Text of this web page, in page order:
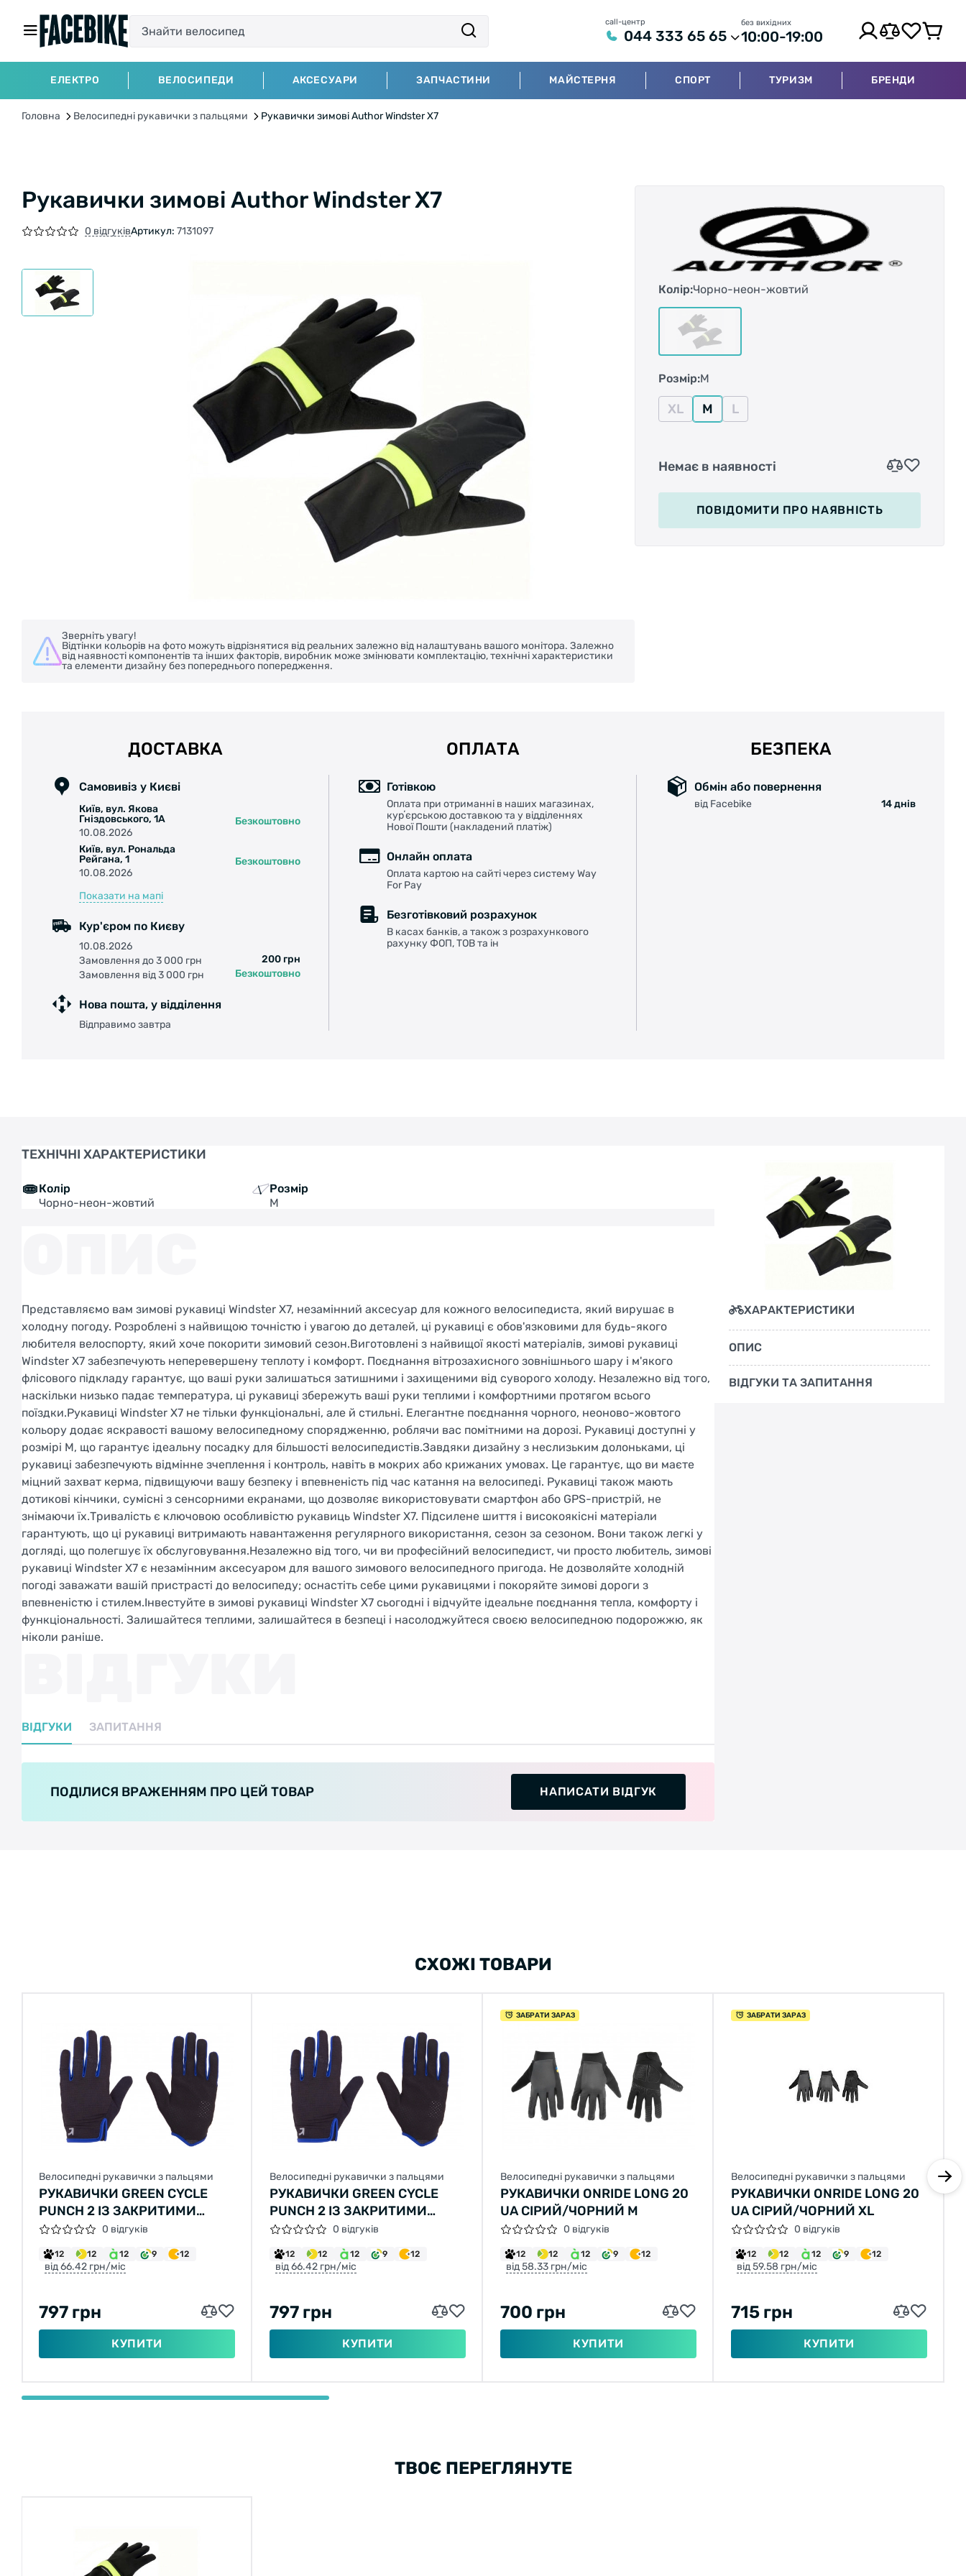
call-центр
044 333 65 65
без вихідних
10:00-19:00
ЕЛЕКТРО ВЕЛОСИПЕДИ АКСЕСУАРИ ЗАПЧАСТИНИ МАЙСТЕРНЯ СПОРТ ТУРИЗМ БРЕНДИ
Головна Велосипедні рукавички з пальцями Рукавички зимові Author Windster X7
Рукавички зимові Author Windster X7
0 відгуківАртикул: 7131097
Зверніть увагу!
Відтінки кольорів на фото можуть відрізнятися від реальних залежно від налаштувань вашого монітора. Залежно
від наявності компонентів та інших факторів, виробник може змінювати комплектацію, технічні характеристики
та елементи дизайну без попереднього попередження.
Колір:Чорно-неон-жовтий
Розмір:M
XL M L
Немає в наявності
ПОВІДОМИТИ ПРО НАЯВНІСТЬ
ДОСТАВКА
Самовивіз у Києві
Київ, вул. Якова
Гніздовського, 1А
10.08.2026
Безкоштовно
Київ, вул. Рональда
Рейгана, 1
10.08.2026
Безкоштовно
Показати на мапі
Кур'єром по Києву
10.08.2026
Замовлення до 3 000 грн
200 грн
Замовлення від 3 000 грн
Безкоштовно
Нова пошта, у відділення
Відправимо завтра
ОПЛАТА
Готівкою
Оплата при отриманні в наших магазинах,
курʼєрською доставкою та у відділеннях
Нової Пошти (накладений платіж)
Онлайн оплата
Оплата картою на сайті через систему Way
For Pay
Безготівковий розрахунок
В касах банків, а також з розрахункового
рахунку ФОП, ТОВ та ін
БЕЗПЕКА
Обмін або повернення
від Facebike 14 днів
ТЕХНІЧНІ ХАРАКТЕРИСТИКИ
Колір
Чорно-неон-жовтий
Розмір
M
Представляємо вам зимові рукавиці Windster X7, незамінний аксесуар для кожного велосипедиста, який вирушає в
холодну погоду. Розроблені з найвищою точністю і увагою до деталей, ці рукавиці є обов'язковими для будь-якого
любителя велоспорту, який хоче покорити зимовий сезон.Виготовлені з найвищої якості матеріалів, зимові рукавиці
Windster X7 забезпечують неперевершену теплоту і комфорт. Поєднання вітрозахисного зовнішнього шару і м'якого
флісового підкладу гарантує, що ваші руки залишаться затишними і захищеними від суворого холоду. Незалежно від того,
наскільки низько падає температура, ці рукавиці збережуть ваші руки теплими і комфортними протягом всього
поїздки.Рукавиці Windster X7 не тільки функціональні, але й стильні. Елегантне поєднання чорного, неоново-жовтого
кольору додає яскравості вашому велосипедному спорядженню, роблячи вас помітними на дорозі. Рукавиці доступні у
розмірі M, що гарантує ідеальну посадку для більшості велосипедистів.Завдяки дизайну з неслизьким долоньками, ці
рукавиці забезпечують відмінне зчеплення і контроль, навіть в мокрих або крижаних умовах. Це гарантує, що ви маєте
міцний захват керма, підвищуючи вашу безпеку і впевненість під час катання на велосипеді. Рукавиці також мають
дотикові кінчики, сумісні з сенсорними екранами, що дозволяє використовувати смартфон або GPS-пристрій, не
знімаючи їх.Тривалість є ключовою особливістю рукавиць Windster X7. Підсилене шиття і високоякісні матеріали
гарантують, що ці рукавиці витримають навантаження регулярного використання, сезон за сезоном. Вони також легкі у
догляді, що полегшує їх обслуговування.Незалежно від того, чи ви професійний велосипедист, чи просто любитель, зимові
рукавиці Windster X7 є незамінним аксесуаром для вашого зимового велосипедного пригода. Не дозволяйте холодній
погоді заважати вашій пристрасті до велосипеду; оснастіть себе цими рукавицями і покоряйте зимові дороги з
впевненістю і стилем.Інвестуйте в зимові рукавиці Windster X7 сьогодні і відчуйте ідеальне поєднання тепла, комфорту і
функціональності. Залишайтеся теплими, залишайтеся в безпеці і насолоджуйтеся своєю велосипедною подорожжю, як
ніколи раніше.
ВІДГУКИ ЗАПИТАННЯ
ПОДІЛИСЯ ВРАЖЕННЯМ ПРО ЦЕЙ ТОВАР НАПИСАТИ ВІДГУК
ХАРАКТЕРИСТИКИ
ОПИС
ВІДГУКИ ТА ЗАПИТАННЯ
СХОЖІ ТОВАРИ
Велосипедні рукавички з пальцями
РУКАВИЧКИ GREEN CYCLE
PUNCH 2 ІЗ ЗАКРИТИМИ
ПАЛЬЦЯМИ XL ЧОРНО-СИНІ
0 відгуків
12 12 12 9 12
від 66.42 грн/міс
797 грн
КУПИТИ
Велосипедні рукавички з пальцями
РУКАВИЧКИ GREEN CYCLE
PUNCH 2 ІЗ ЗАКРИТИМИ
ПАЛЬЦЯМИ M ЧОРНО-СИНІ
0 відгуків
12 12 12 9 12
від 66.42 грн/міс
797 грн
КУПИТИ
ЗАБРАТИ ЗАРАЗ
Велосипедні рукавички з пальцями
РУКАВИЧКИ ONRIDE LONG 20
UA СІРИЙ/ЧОРНИЙ M
0 відгуків
12 12 12 9 12
від 58.33 грн/міс
700 грн
КУПИТИ
ЗАБРАТИ ЗАРАЗ
Велосипедні рукавички з пальцями
РУКАВИЧКИ ONRIDE LONG 20
UA СІРИЙ/ЧОРНИЙ XL
0 відгуків
12 12 12 9 12
від 59.58 грн/міс
715 грн
КУПИТИ
ТВОЄ ПЕРЕГЛЯНУТЕ